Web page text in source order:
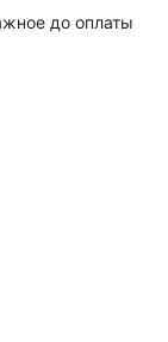
до оплаты